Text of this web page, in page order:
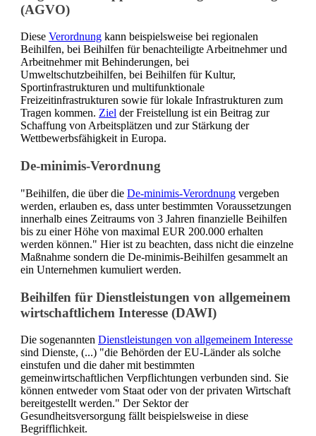
(AGVO)
Diese Verordnung kann beispielsweise bei regionalen
Beihilfen, bei Beihilfen für benachteiligte Arbeitnehmer und
Arbeitnehmer mit Behinderungen, bei
Umweltschutzbeihilfen, bei Beihilfen für Kultur,
Sportinfrastrukturen und multifunktionale
Freizeitinfrastrukturen sowie für lokale Infrastrukturen zum
Tragen kommen. Ziel der Freistellung ist ein Beitrag zur
Schaffung von Arbeitsplätzen und zur Stärkung der
Wettbewerbsfähigkeit in Europa.
De-minimis-Verordnung
"Beihilfen, die über die De-minimis-Verordnung vergeben
werden, erlauben es, dass unter bestimmten Voraussetzungen
innerhalb eines Zeitraums von 3 Jahren finanzielle Beihilfen
bis zu einer Höhe von maximal EUR 200.000 erhalten
werden können." Hier ist zu beachten, dass nicht die einzelne
Maßnahme sondern die De-minimis-Beihilfen gesammelt an
ein Unternehmen kumuliert werden.
Beihilfen für Dienstleistungen von allgemeinem
wirtschaftlichem Interesse (DAWI)
Die sogenannten Dienstleistungen von allgemeinem Interesse
sind Dienste, (...) "die Behörden der EU-Länder als solche
einstufen und die daher mit bestimmten
gemeinwirtschaftlichen Verpflichtungen verbunden sind. Sie
können entweder vom Staat oder von der privaten Wirtschaft
bereitgestellt werden." Der Sektor der
Gesundheitsversorgung fällt beispielsweise in diese
Begrifflichkeit.